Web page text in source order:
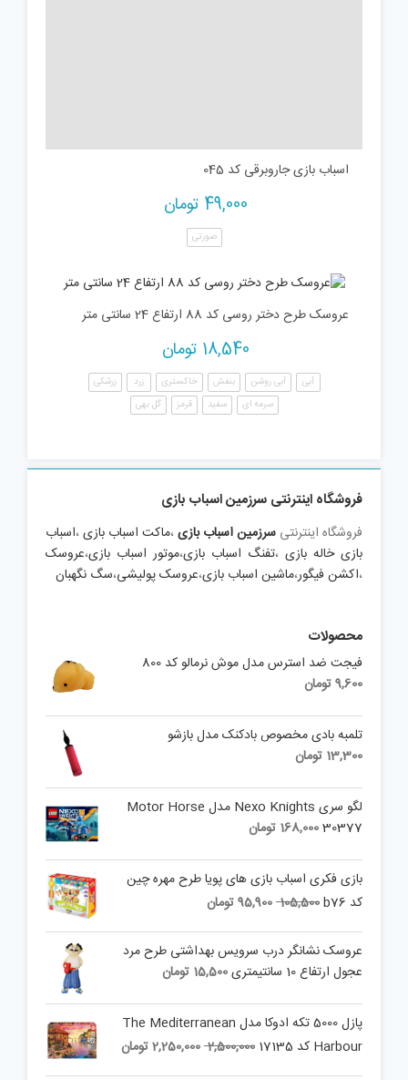
اسباب بازی جاروبرقی کد 045
49,000 تومان
صورتی
عروسک طرح دختر روسی کد 88 ارتفاع 24 سانتی متر
18,540 تومان
آبی آبی روشن بنفش خاکستری زرد
زرشکی
سرمه ای
سفید قرمز گل بهی
فروشگاه اینترنتی سرزمین اسباب بازی
فروشگاه اینترنتی سرزمین اسباب بازی،ماکت اسباب بازی،اسباب
بازی خاله بازی ،تفنگ اسباب بازی،موتور اسباب بازی،عروسک
،اکشن فیگور،ماشین اسباب بازی،عروسک پولیشی،سگ نگهبان
محصولات
فیجت ضد استرس مدل موش نرمالو کد 800
9,600تومان
تلمبه بادی مخصوص بادکنک مدل بازشو
13,300 تومان
لگو سری Nexo Knights مدل Motor Horse
30377
168,000 تومان
بازی فکری اسباب بازی های پویا طرح مهره چین
کد b76
105,500
Original
105,500 تومان.
95,900تومان
is:
95,900 تومان.
عروسک نشانگر درب سرویس بهداشتی طرح مرد
عجول ارتفاع 10 سانتیمتری
15,500 تومان
پازل 5000 تکه ادوکا مدل The Mediterranean
Harbour کد 17135
2,500,000
Original
2,250,000تومان Current
price